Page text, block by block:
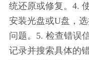
统还原或修复。4.
安装光盘或U盘，
问题。5. 检查错误
记录并搜索具体的